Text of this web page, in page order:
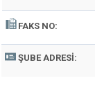
FAKS NO:
ŞUBE ADRESI: